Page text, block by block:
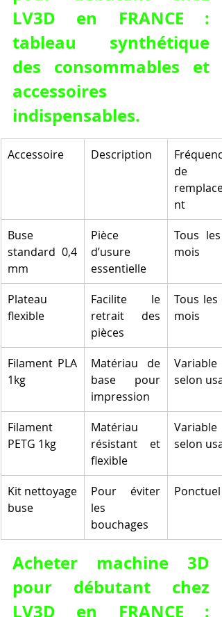
LV3D en FRANCE :
tableau synthétique
des consommables et
accessoires
indispensables.
Accessoire Description
Fréquence
de
nt
Buse
standard 0,4
mm
Pièce
d’usure
essentielle
Tous les
mois
Plateau
flexible
Facilite le
retrait des
pièces
Tous les
mois
Filament PLA
1kg
Matériau de
base pour
impression
Variable
selon
Filament
PETG 1kg
Matériau
résistant et
flexible
Variable
selon
Kit nettoyage
buse
Pour éviter
les
bouchages
Ponctuel
Acheter machine 3D
pour débutant chez
LV3D en FRANCE :